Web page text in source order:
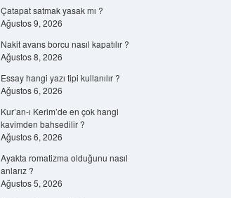
Çatapat satmak yasak mı ?
Ağustos 9, 2026
Nakit avans borcu nasıl kapatılır ?
Ağustos 8, 2026
Essay hangi yazı tipi kullanılır ?
Ağustos 6, 2026
Kur’an-ı Kerim’de en çok hangi
kavimden bahsedilir ?
Ağustos 6, 2026
Ayakta romatizma olduğunu nasıl
anlarız ?
Ağustos 5, 2026